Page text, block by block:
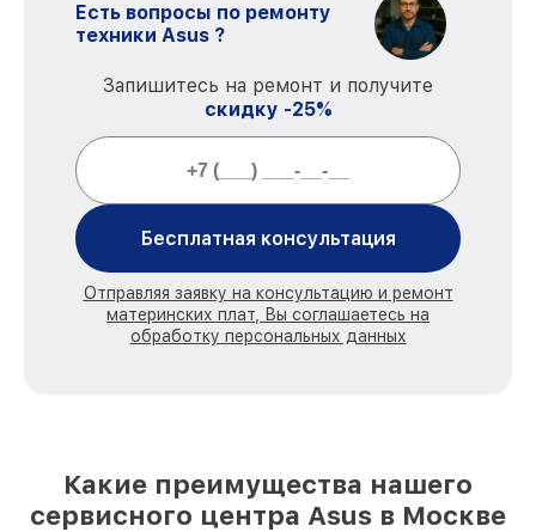
Есть вопросы по ремонту
техники Asus ?
Запишитесь на ремонт и получите
скидку -25%
Бесплатная консультация
Отправляя заявку на консультацию и ремонт
материнских плат, Вы соглашаетесь на
обработку персональных данных
Какие преимущества нашего
сервисного центра Asus в Москве